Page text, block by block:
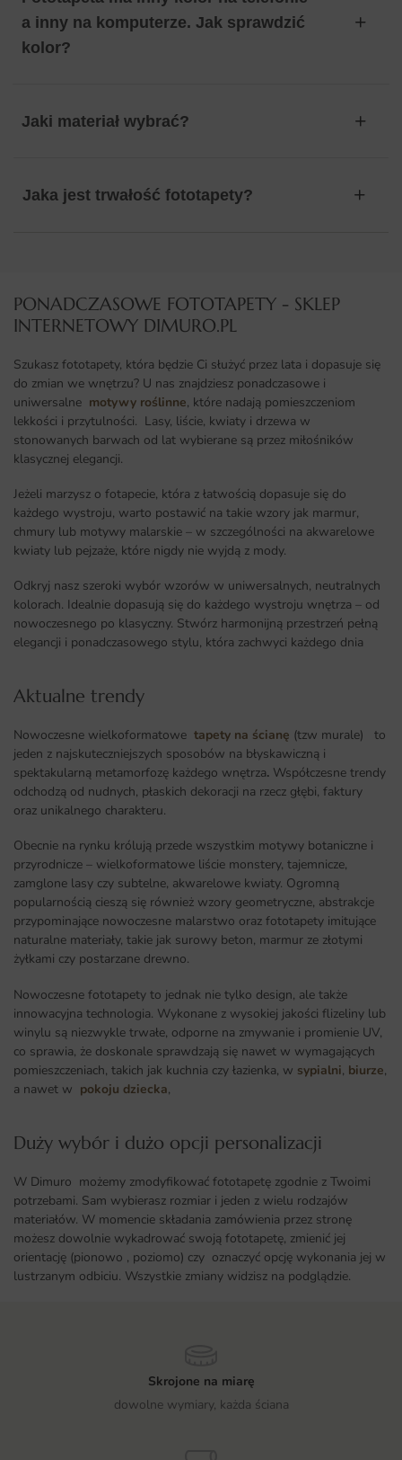
a inny na komputerze. Jak sprawdzić
kolor?
Jaki materiał wybrać?
Jaka jest trwałość fototapety?
PONADCZASOWE FOTOTAPETY - SKLEP
INTERNETOWY DIMURO.PL​
Szukasz fototapety, która będzie Ci służyć przez lata i dopasuje się
do zmian we wnętrzu? U nas znajdziesz ponadczasowe i
uniwersalne motywy roślinne, które nadają pomieszczeniom
lekkości i przytulności. Lasy, liście, kwiaty i drzewa w
stonowanych barwach od lat wybierane są przez miłośników
klasycznej elegancji.
Jeżeli marzysz o fotapecie, która z łatwością dopasuje się do
każdego wystroju, warto postawić na takie wzory jak marmur,
chmury lub motywy malarskie – w szczególności na akwarelowe
kwiaty lub pejzaże, które nigdy nie wyjdą z mody.
Odkryj nasz szeroki wybór wzorów w uniwersalnych, neutralnych
kolorach. Idealnie dopasują się do każdego wystroju wnętrza – od
nowoczesnego po klasyczny. Stwórz harmonijną przestrzeń pełną
elegancji i ponadczasowego stylu, która zachwyci każdego dnia
Aktualne trendy​
Nowoczesne wielkoformatowe tapety na ścianę (tzw murale) to
jeden z najskuteczniejszych sposobów na błyskawiczną i
spektakularną metamorfozę każdego wnętrza. Współczesne trendy
odchodzą od nudnych, płaskich dekoracji na rzecz głębi, faktury
oraz unikalnego charakteru.
Obecnie na rynku królują przede wszystkim motywy botaniczne i
przyrodnicze – wielkoformatowe liście monstery, tajemnicze,
zamglone lasy czy subtelne, akwarelowe kwiaty. Ogromną
popularnością cieszą się również wzory geometryczne, abstrakcje
przypominające nowoczesne malarstwo oraz fototapety imitujące
naturalne materiały, takie jak surowy beton, marmur ze złotymi
żyłkami czy postarzane drewno.
Nowoczesne fototapety to jednak nie tylko design, ale także
innowacyjna technologia. Wykonane z wysokiej jakości flizeliny lub
winylu są niezwykle trwałe, odporne na zmywanie i promienie UV,
co sprawia, że doskonale sprawdzają się nawet w wymagających
pomieszczeniach, takich jak kuchnia czy łazienka, w sypialni, biurze,
a nawet w pokoju dziecka,
Duży wybór i dużo opcji personalizacji ​
W Dimuro możemy zmodyfikować fototapetę zgodnie z Twoimi
potrzebami. Sam wybierasz rozmiar i jeden z wielu rodzajów
materiałów. W momencie składania zamówienia przez stronę
możesz dowolnie wykadrować swoją fototapetę, zmienić jej
orientację (pionowo , poziomo) czy oznaczyć opcję wykonania jej w
lustrzanym odbiciu. Wszystkie zmiany widzisz na podglądzie.
Skrojone na miarę
dowolne wymiary, każda ściana